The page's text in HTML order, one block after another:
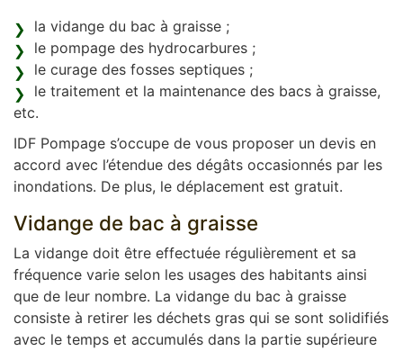
la vidange du bac à graisse ;
le pompage des hydrocarbures ;
le curage des fosses septiques ;
le traitement et la maintenance des bacs à graisse,
etc.
IDF Pompage s’occupe de vous proposer un devis en
accord avec l’étendue des dégâts occasionnés par les
inondations. De plus, le déplacement est gratuit.
Vidange de bac à graisse
La vidange doit être effectuée régulièrement et sa
fréquence varie selon les usages des habitants ainsi
que de leur nombre. La vidange du bac à graisse
consiste à retirer les déchets gras qui se sont solidifiés
avec le temps et accumulés dans la partie supérieure